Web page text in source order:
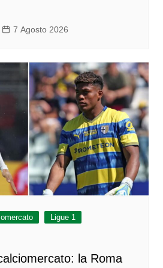
7 Agosto 2026
Ligue 1
la Roma